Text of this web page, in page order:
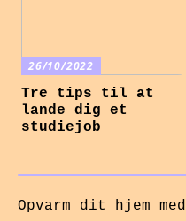
26/10/2022
Tre tips til at
lande dig et
studiejob
Opvarm dit hjem